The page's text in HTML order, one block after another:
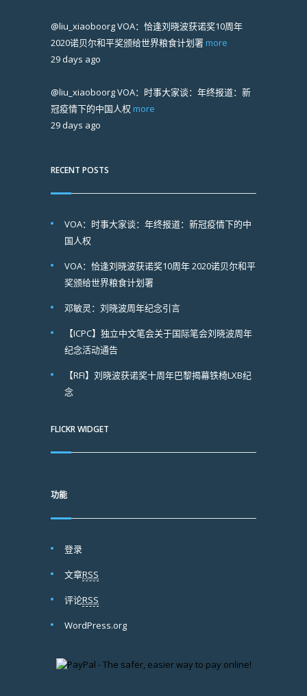
@liu_xiaoboorgVOA：恰逢刘晓波获诺奖10周年
2020诺贝尔和平奖颁给世界粮食计划署 more
29 days ago
@liu_xiaoboorgVOA：时事大家谈：年终报道：新
冠疫情下的中国人权 more
29 days ago
RECENT POSTS
VOA：时事大家谈：年终报道：新冠疫情下的中
国人权
VOA：恰逢刘晓波获诺奖10周年 2020诺贝尔和平
奖颁给世界粮食计划署
邓敏灵：刘晓波周年纪念引言
【ICPC】独立中文笔会关于国际笔会刘晓波周年
纪念活动通告
【RFI】刘晓波获诺奖十周年巴黎揭幕铁椅LXB纪
念
FLICKR WIDGET
功能
登录
文章RSS
评论RSS
WordPress.org